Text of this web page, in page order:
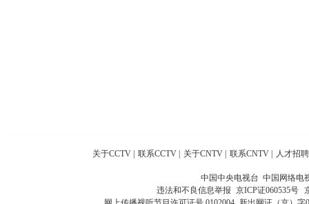
关于CCTV 联系CCTV 关于CNTV 联系CNTV 人才招聘
中国中央电视台 中国网络电
违法和不良信息举报 京ICP证060535号